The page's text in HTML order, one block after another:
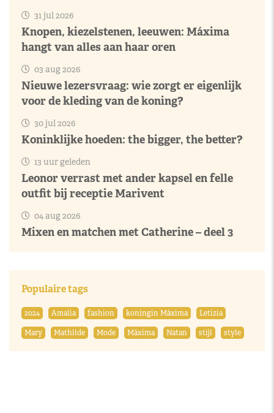
31 jul 2026
Knopen, kiezelstenen, leeuwen: Máxima
hangt van alles aan haar oren
03 aug 2026
Nieuwe lezersvraag: wie zorgt er eigenlijk
voor de kleding van de koning?
30 jul 2026
Koninklijke hoeden: the bigger, the better?
13 uur geleden
Leonor verrast met ander kapsel en felle
outfit bij receptie Marivent
04 aug 2026
Mixen en matchen met Catherine – deel 3
Populaire tags
2024 Amalia fashion koningin Máxima
Letizia
Mary
Mathilde Mode Máxima Natan stijl style